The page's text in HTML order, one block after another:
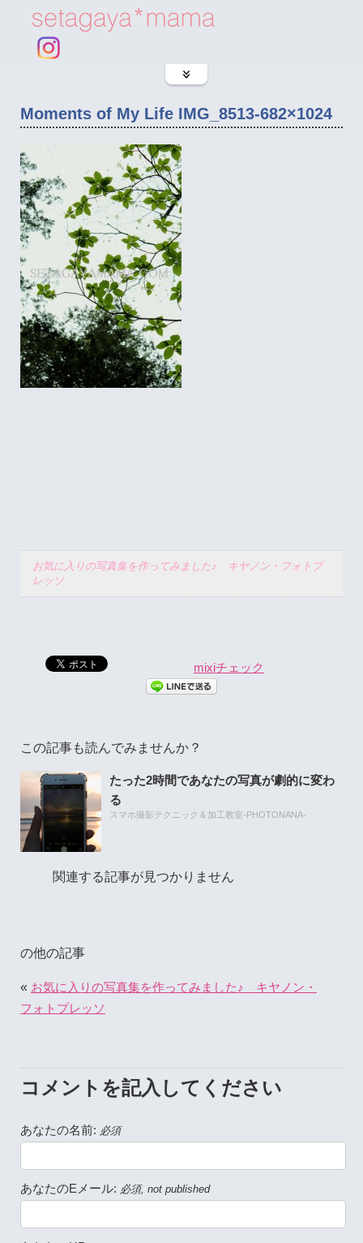
Moments of My Life IMG_8513-682×1024
お気に入りの写真集を作ってみました♪ キヤノン・フォトプ
レッソ
mixiチェック
この記事も読んでみませんか？
たった2時間であなたの写真が劇的に変わ
る
スマホ撮影テクニック＆加工教室-PHOTONANA-
関連する記事が見つかりません
の他の記事
« お気に入りの写真集を作ってみました♪ キヤノン・
フォトプレッソ
コメントを記入してください
あなたの名前: 必須
あなたのEメール: 必須, not published